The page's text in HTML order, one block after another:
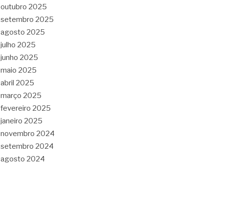
outubro 2025
setembro 2025
agosto 2025
julho 2025
junho 2025
maio 2025
abril 2025
março 2025
fevereiro 2025
janeiro 2025
novembro 2024
setembro 2024
agosto 2024